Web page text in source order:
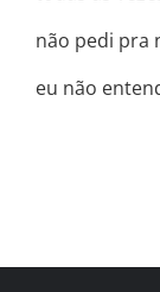
não pedi pra
eu não